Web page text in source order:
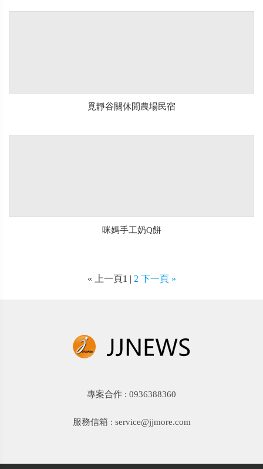
覓靜谷關休閒農場民宿
咪媽手工奶Q餅
« 上一頁1 | 2 下一頁 »
專案合作 : 0936388360
服務信箱 : service@jjmore.com